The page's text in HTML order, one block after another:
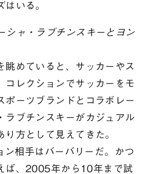
いる。
シャ・ラブチンスキーとヨン
めていると、サッカーやス
コレクションでサッカーをモ
ポーツブランドとコラボレー
ラブチンスキーがカジュアル
方として見えてきた。
相手はバーバリーだ。かつ
ば、2005年から10年まで試